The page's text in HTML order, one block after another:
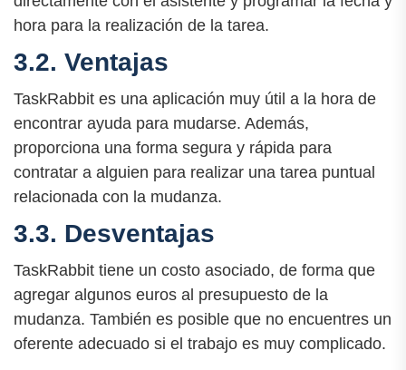
hora para la realización de la tarea.
3.2. Ventajas
TaskRabbit es una aplicación muy útil a la hora de
encontrar ayuda para mudarse. Además,
proporciona una forma segura y rápida para
contratar a alguien para realizar una tarea puntual
relacionada con la mudanza.
3.3. Desventajas
TaskRabbit tiene un costo asociado, de forma que
agregar algunos euros al presupuesto de la
mudanza. También es posible que no encuentres un
oferente adecuado si el trabajo es muy complicado.